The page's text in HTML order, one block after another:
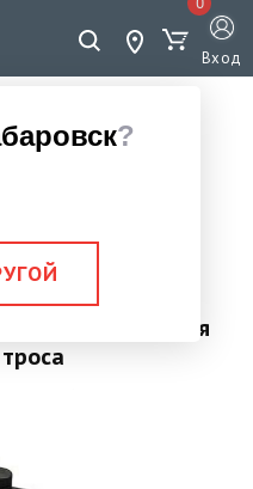
?
Вход
HWG тип VS 0,5 тн
ручная червячная